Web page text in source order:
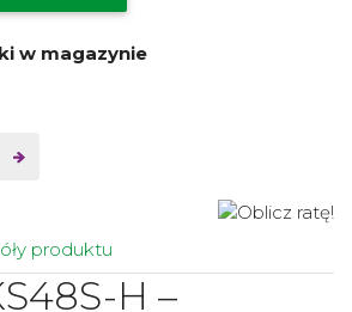
w magazynie
produktu
H –